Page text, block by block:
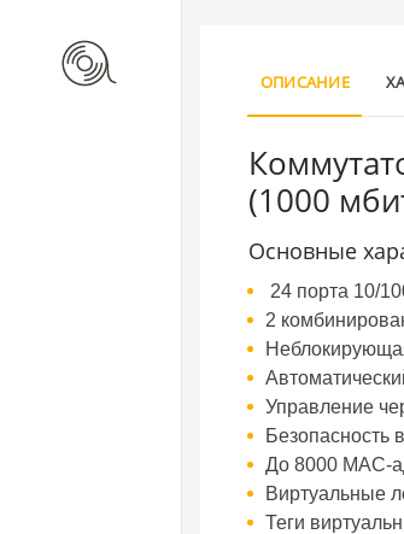
ОПИСАНИЕ
(1000
Основные
24 порта 10/
2
Управление
Безопасность
До 8000 MAC-
Виртуальные
Теги